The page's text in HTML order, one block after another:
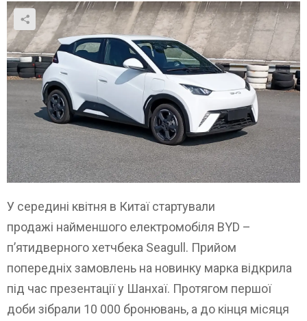
У середині квітня в Китаї стартували
продажі найменшого електромобіля BYD –
п’ятидверного хетчбека Seagull. Прийом
попередніх замовлень на новинку марка відкрила
під час презентації у Шанхаї. Протягом першої
доби зібрали 10 000 бронювань, а до кінця місяця